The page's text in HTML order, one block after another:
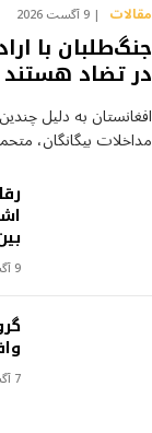
مقالات 9 آگست 2026
جنگ‌طلبان با
در تضاد هستند
افغانستان به دلیل
مداخلات بیگانگان،
9 آگست 2026
7 آگست 2026